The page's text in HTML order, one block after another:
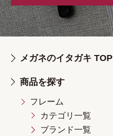
メガネのイタガキ TOP
商品を探す
フレーム
カテゴリ一覧
ブランド一覧